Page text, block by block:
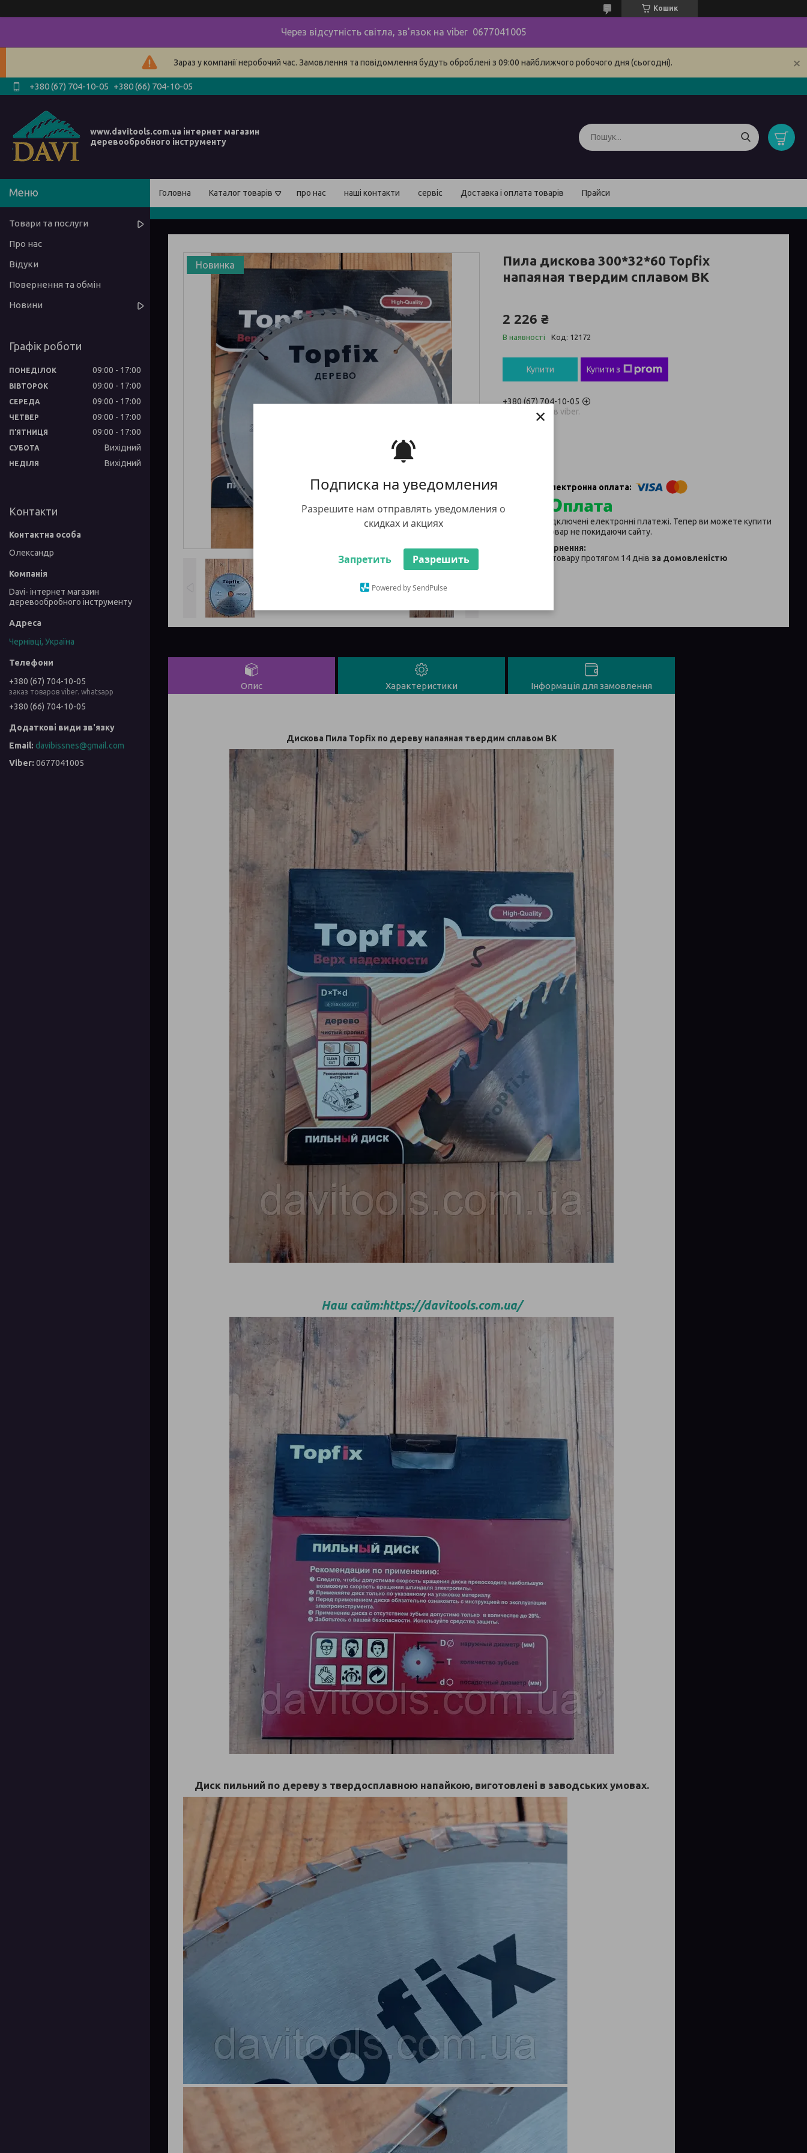
Подписка на уведомления
Разрешите нам отправлять уведомления о
скидках и акциях
Запретить Разрешить
Powered by SendPulse
×
Кошик
Через відсутність світла, зв'язок на viber 0677041005
Зараз у компанії неробочий час. Замовлення та повідомлення будуть оброблені з 09:00 найближчого робочого дня (сьогодні).
+380 (67) 704-10-05 +380 (66) 704-10-05
www.davitools.com.ua інтернет магазин
деревообробного інструменту
Головна Каталог товарів про нас наші контакти сервіс Доставка і оплата товарів Прайси
Новинка
Пила дискова 300*32*60 Topfix
напаяная твердим сплавом ВК
2 226 ₴
В наявності Код: 12172
Купити Купити з
+380 (67) 704-10-05
заказ товаров viber.
whatsapp
У компанії підключені електронні платежі. Тепер ви можете купити
будь-який товар не покидаючи сайту.
повернення товару протягом 14 днів за домовленістю
Опис Характеристики Інформація для замовлення
Дискова Пила Topfix по дереву напаяная твердим сплавом ВК
Наш сайт:https://davitools.com.ua/
Диск пильний по дереву з твердосплавною напайкою, виготовлені в заводських умовах.
Товари та послуги
Про нас
Відуки
Повернення та обмін
Новини
Графік роботи
ПОНЕДІЛОК 09:00 17:00
ВІВТОРОК 09:00 17:00
СЕРЕДА 09:00 17:00
ЧЕТВЕР 09:00 17:00
ПʼЯТНИЦЯ 09:00 17:00
СУБОТА Вихідний
НЕДІЛЯ Вихідний
Контакти
Олександр
Davi- інтернет магазин
деревообробного інструменту
Чернівці, Україна
+380 (67) 704-10-05
заказ товаров viber. whatsapp
+380 (66) 704-10-05
davibissnes@gmail.com
0677041005